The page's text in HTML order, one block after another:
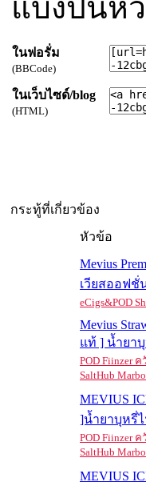
แบ่งปันหั
ในฟอรั่ม
(BBCode)
ในเว็บไซด์/blog
(HTML)
กระทู้ที่เกี่ยวข้อง
หัวข้อ
Mevius
เวียสออฟชั่
eCigs&POD
Mevius
แท้ ] น้ำยาบุ
POD Fiinzer
SaltHub
MEVIUS
]น้ำยาบุหรี่ไ
POD Fiinzer
SaltHub
MEVIUS